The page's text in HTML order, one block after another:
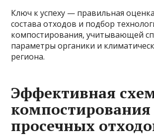
Ключ к успеху — правильная
состава отходов и подбор
компостирования, учитывающей
параметры органики и
региона.
Эффективная
компостирования
просечных